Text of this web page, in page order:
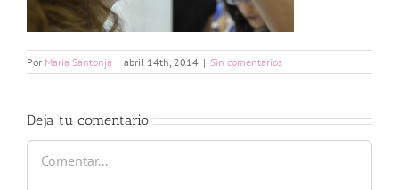
Por Maria Santonja | abril 14th, 2014 | Sin comentarios
Deja tu comentario
Comentar